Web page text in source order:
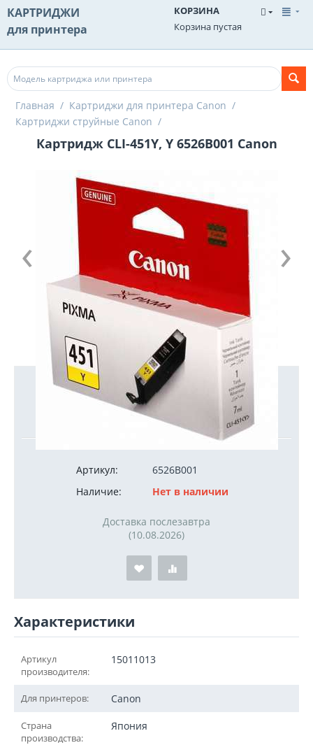
КАРТРИДЖИ
для принтера
КОРЗИНА
Корзина пустая
Главная / Картриджи для принтера Canon /
Картриджи струйные Canon /
Картридж CLI-451Y, Y 6526B001 Canon
2 000руб.
Артикул:
6526B001
Наличие:
Нет в наличии
Доставка послезавтра
(10.08.2026)
Характеристики
Артикул
производителя:
15011013
Для принтеров: Canon
Страна
производства:
Япония